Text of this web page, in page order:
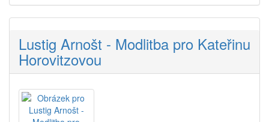
Lustig Arnošt - Modlitba pro Kateřinu
Horovitzovou